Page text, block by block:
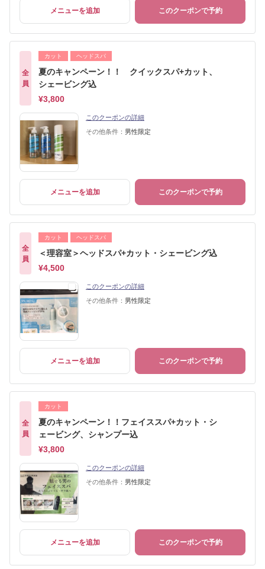
メニューを追加 このクーポンで予約
全
員
カット ヘッドスパ
夏のキャンペーン！！ クイックスパ+カット、
シェービング込
¥3,800
このクーポンの詳細
その他条件： 男性限定
メニューを追加 このクーポンで予約
全
員
カット ヘッドスパ
＜理容室＞ヘッドスパ+カット・シェービング込
¥4,500
このクーポンの詳細
その他条件： 男性限定
メニューを追加 このクーポンで予約
全
員
カット
夏のキャンペーン！！フェイススパ+カット・シ
ェービング、シャンプー込
¥3,800
このクーポンの詳細
その他条件： 男性限定
メニューを追加 このクーポンで予約